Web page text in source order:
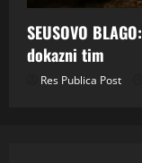
SEUSOVO
dokazni tim
Res Publica Post